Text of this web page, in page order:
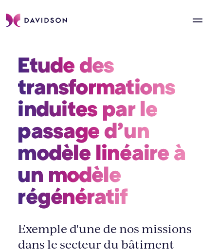
Etude des
transformations
induites par le
passage d’un
modèle linéaire à
un modèle
régénératif
Exemple d'une de nos missions
dans le secteur du bâtiment